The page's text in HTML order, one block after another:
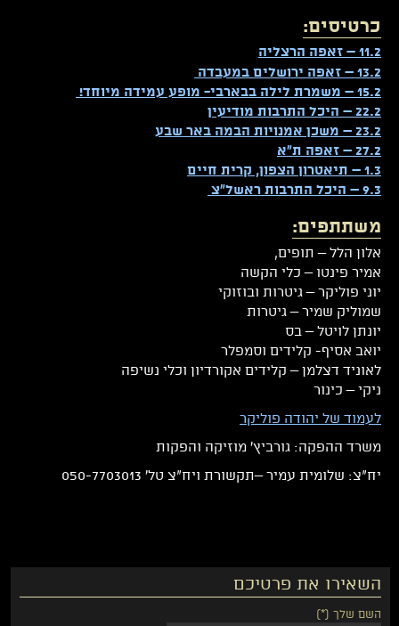
כרטיסים:
11.2 – זאפה הרצליה
13.2 – זאפה ירושלים במעבדה
15.2 – משמרת לילה בבארבי- מופע עמידה מיוחד!
22.2 – היכל התרבות מודיעין
23.2 – משכן אמנויות הבמה באר שבע
27.2 – זאפה ת"א
1.3 – תיאטרון הצפון, קרית חיים
9.3 – היכל התרבות ראשל"צ
משתתפים:
אלון הלל – תופים,
אמיר פינטו – כלי הקשה
יוני פוליקר – גיטרות ובוזוקי
שמוליק שמיר – גיטרות
יונתן לויטל – בס
יואב אסיף- קלידים וסמפלר
לאוניד דצלמן – קלידים אקורדיון וכלי נשיפה
ניקי – כינור
לעמוד של יהודה פוליקר
משרד ההפקה: גורביץ' מוזיקה והפקות
יח"צ: שלומית עמיר –תקשורת ויח"צ טל' 050-7703013
השאירו את פרטיכם
השם שלך (*)